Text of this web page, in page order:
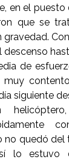
en el puesto
que se
de
siguiente
no quedó
lo estuvo